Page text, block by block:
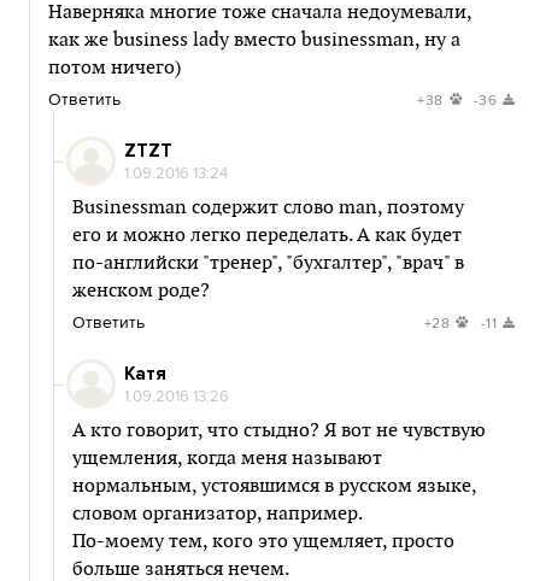
Наверняка многие тоже сначала недоумевали,
как же business lady вместо businessman, ну а
потом ничего)
Ответить +38 -36
ZTZT
1.09.2016 13:24
Businessman содержит слово man, поэтому
его и можно легко переделать. А как будет
по-английски "тренер", "бухгалтер", "врач" в
женском роде?
Ответить +28 -11
Катя
1.09.2016 13:26
А кто говорит, что стыдно? Я вот не чувствую
ущемления, когда меня называют
нормальным, устоявшимся в русском языке,
словом организатор, например.
По-моему тем, кого это ущемляет, просто
больше заняться нечем.